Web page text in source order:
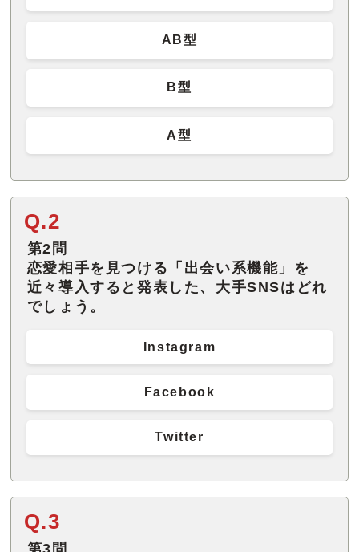
AB型
B型
A型
Q.2
第2問
恋愛相手を見つける「出会い系機能」を
近々導入すると発表した、大手SNSはどれ
でしょう。
Instagram
Facebook
Twitter
Q.3